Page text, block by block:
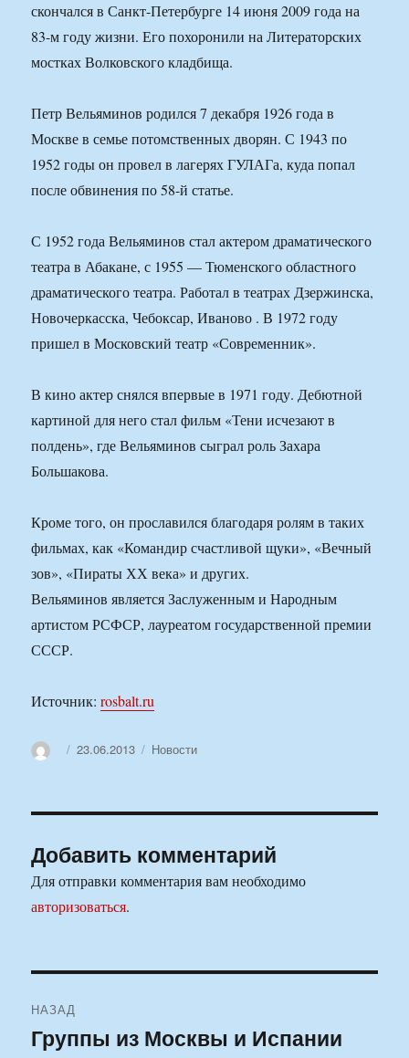
скончался в Санкт-Петербурге 14 июня 2009 года на
83-м году жизни. Его похоронили на Литераторских
мостках Волковского кладбища.
Петр Вельяминов родился 7 декабря 1926 года в
Москве в семье потомственных дворян. С 1943 по
1952 годы он провел в лагерях ГУЛАГа, куда попал
после обвинения по 58-й статье.
С 1952 года Вельяминов стал актером драматического
театра в Абакане, с 1955 — Тюменского областного
драматического театра. Работал в театрах Дзержинска,
Новочеркасска, Чебоксар, Иваново . В 1972 году
пришел в Московский театр «Современник».
В кино актер снялся впервые в 1971 году. Дебютной
картиной для него стал фильм «Тени исчезают в
полдень», где Вельяминов сыграл роль Захара
Большакова.
Кроме того, он прославился благодаря ролям в таких
фильмах, как «Командир счастливой щуки», «Вечный
зов», «Пираты ХХ века» и других.
Вельяминов является Заслуженным и Народным
артистом РСФСР, лауреатом государственной премии
СССР.
Источник:rosbalt.ru
АвторОпубликовано
23.06.2013 Рубрики
Новости
Добавить комментарий
Для отправки комментария вам необходимо
авторизоваться.
по
НАЗАД
Предыдущая
Группы из Москвы и Испании